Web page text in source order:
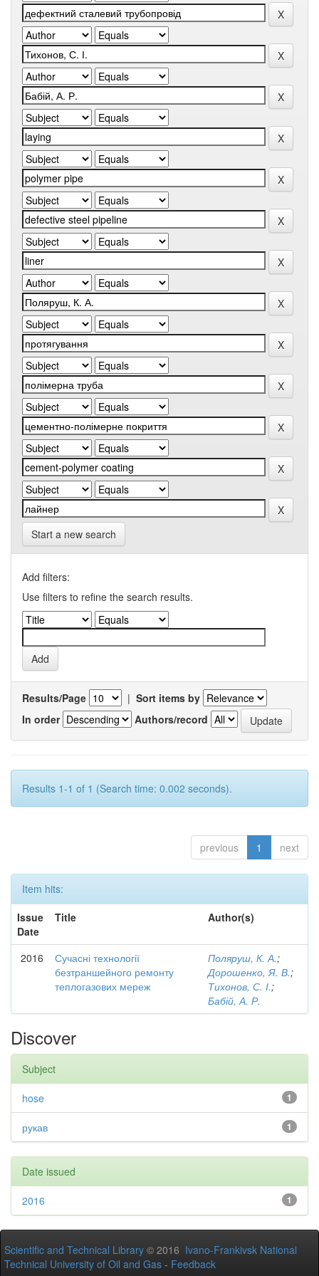
Start a new search
Add filters:
Use filters to refine the search results.
Results/Page | Sort items by
In order
Authors/record
Results 1-1 of 1 (Search time: 0.002 seconds).
previous 1 next
Item hits:
Issue
Date
Title Author(s)
2016
Сучасні технології
безтраншейного ремонту
теплогазових мереж
Поляруш, К. А.;
Дорошенко, Я. В.;
Тихонов, С. І.;
Бабій, А. Р.
Discover
Subject
1
hose
1
рукав
Date issued
1
2016
Scientific and Technical Library © 2016 Ivano-Frankivsk National
Technical University of Oil and Gas - Feedback